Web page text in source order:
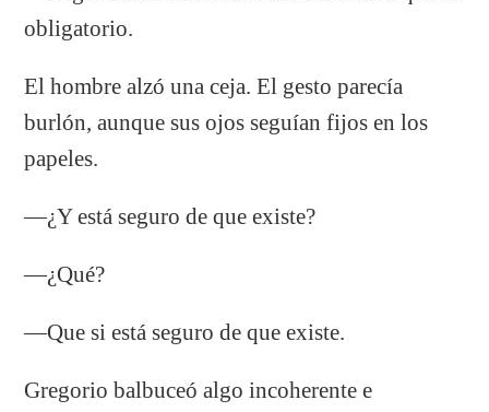
obligatorio.
El hombre alzó una ceja. El gesto parecía
burlón, aunque sus ojos seguían fijos en los
papeles.
—¿Y está seguro de que existe?
—¿Qué?
—Que si está seguro de que existe.
Gregorio balbuceó algo incoherente e